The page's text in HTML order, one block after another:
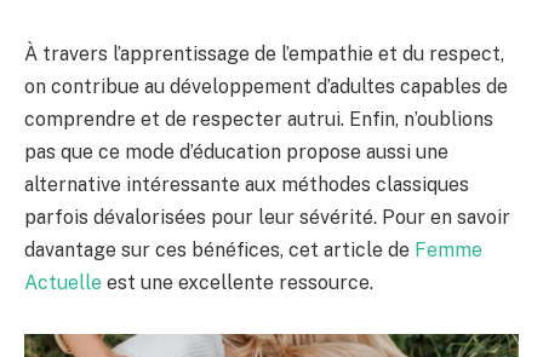
À travers l’apprentissage de l’empathie et du respect,
on contribue au développement d’adultes capables de
comprendre et de respecter autrui. Enfin, n’oublions
pas que ce mode d’éducation propose aussi une
alternative intéressante aux méthodes classiques
parfois dévalorisées pour leur sévérité. Pour en savoir
davantage sur ces bénéfices, cet article de Femme
Actuelle est une excellente ressource.